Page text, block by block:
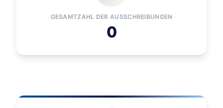
GESAMTZAHL DER AUSSCHREIBUNGEN
0